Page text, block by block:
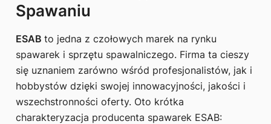
Spawaniu
ESAB to jedna z czołowych marek na rynku
spawarek i sprzętu spawalniczego. Firma ta cieszy
się uznaniem zarówno wśród profesjonalistów, jak i
hobbystów dzięki swojej innowacyjności, jakości i
wszechstronności oferty. Oto krótka
charakteryzacja producenta spawarek ESAB: